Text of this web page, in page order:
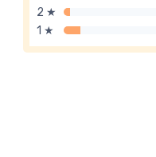
2 ★
1 ★